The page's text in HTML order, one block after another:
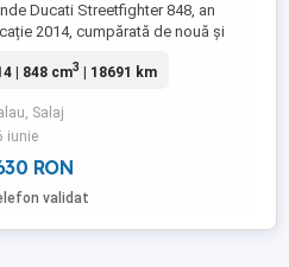
Ducati Streetfighter 848, an
2014, cumpărată de nouă și
întreținută cu atenție, în stare
Motor bicilindru Ducati 848
132 CP Revizii efectuate la timp
...
| 848 cm3 | 18691 km
Salaj
iunie
RON
validat